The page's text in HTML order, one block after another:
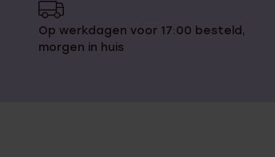
Op werkdagen voor 17:00 besteld,
morgen in huis